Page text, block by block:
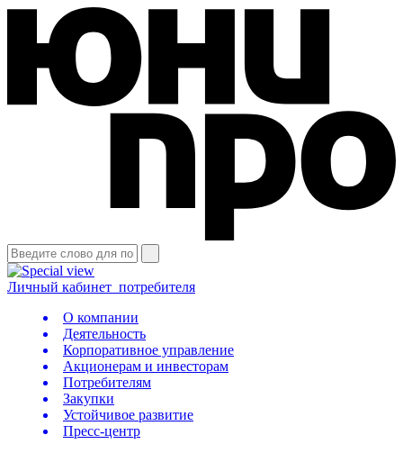
Личный кабинет потребителя
О компании
Деятельность
Корпоративное управление
Акционерам и инвесторам
Потребителям
Закупки
Устойчивое развитие
Пресс-центр